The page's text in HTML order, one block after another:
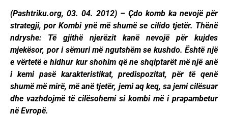
(Pashtriku.org, 03. 04. 2012) – Çdo komb ka nevojë për
strategji, por Kombi ynë më shumë se cilido tjetër. Thënë
ndryshe: Të gjithë njerëzit kanë nevojë për kujdes
mjekësor, por i sëmuri më ngutshëm se kushdo. Është një
e vërtetë e hidhur kur shohim që ne shqiptarët më një anë
i kemi pasë karakteristikat, predispozitat, për të qenë
shumë më mirë, më anë tjetër, jemi aq keq, sa jemi cilësuar
dhe vazhdojmë të cilësohemi si kombi më i prapambetur
në Evropë.